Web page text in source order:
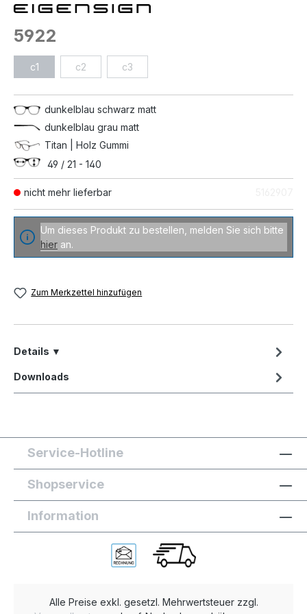
nicht mehr lieferbar
5922
c1 c2 c3
dunkelblau schwarz matt
dunkelblau grau matt
Titan | Holz Gummi
49 / 21 - 140
Um dieses Produkt zu bestellen, melden Sie sich bitte
hier an.
Zum Merkzettel hinzufügen
Details ▼
Downloads
Service-Hotline
Shopservice
Information
Alle Preise exkl. gesetzl. Mehrwertsteuer zzgl.